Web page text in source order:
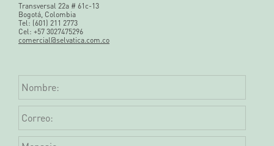
Transversal 22a # 61c-13
Bogotá, Colombia
Tel: (601) 211 2773
Cel: +57 3027475296
comercial@selvatica.com.co